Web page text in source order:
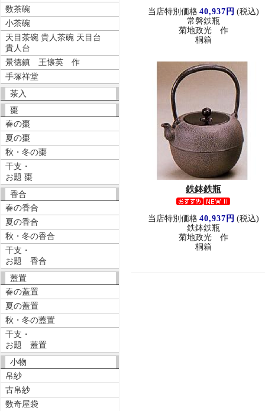
数茶碗
小茶碗
天目茶碗 貴人茶碗 天目台
貴人台
景徳鎮 王懐英 作
手塚祥堂
茶入
棗
春の棗
夏の棗
秋・冬の棗
干支・
お題 棗
香合
春の香合
夏の香合
秋・冬の香合
干支・
お題 香合
蓋置
春の蓋置
夏の蓋置
秋・冬の蓋置
干支・
お題 蓋置
小物
帛紗
古帛紗
数奇屋袋
当店特別価格 40,937円 (税込)
常磐鉄瓶
菊地政光 作
桐箱
鉄鉢鉄瓶
当店特別価格 40,937円 (税込)
鉄鉢鉄瓶
菊地政光 作
桐箱